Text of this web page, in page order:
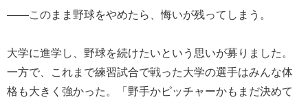
――このまま野球をやめたら、悔いが残ってしまう。
大学に進学し、野球を続けたいという思いが募りました。
一方で、これまで練習試合で戦った大学の選手はみんな体
格も大きく強かった。「野手かピッチャーかもまだ決めて